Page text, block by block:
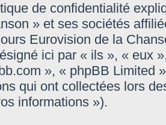
de confidentialité
» et ses sociétés
Eurovision de la
ici par « ils », « eux
», « phpBB Limited
qui ont collectées lors
informations »).